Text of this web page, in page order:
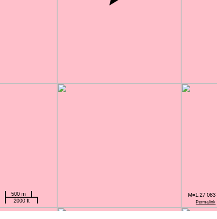
Permalink
500 m
2000 ft
M=1:27 083